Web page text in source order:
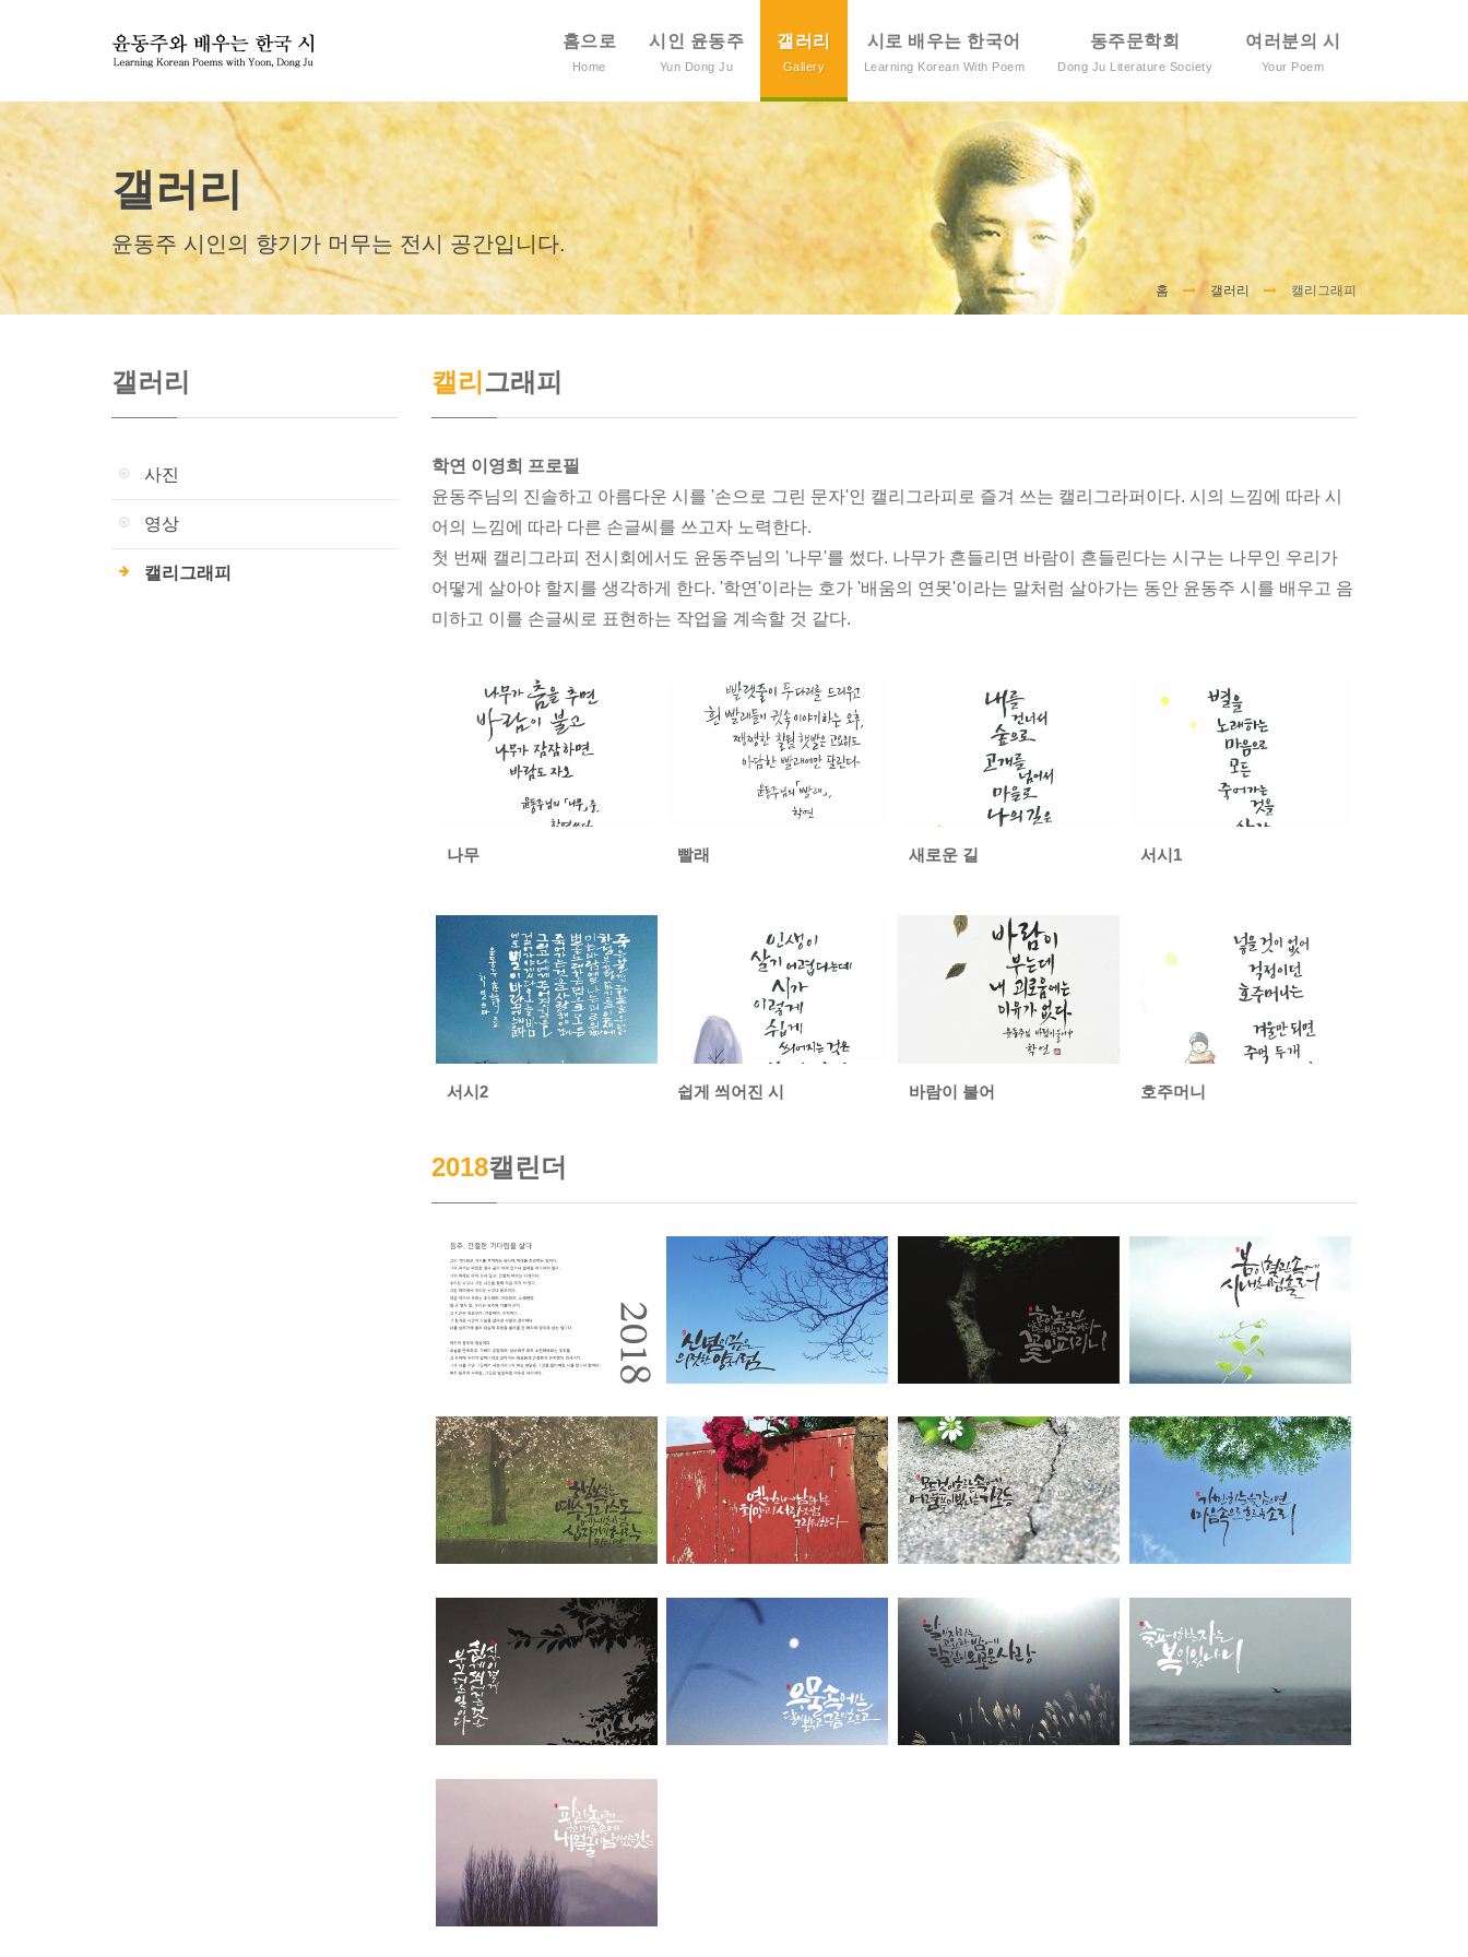
홈으로
Home
시인 윤동주
Yun Dong Ju
갤러리
Gallery
시로 배우는 한국어
Learning Korean With Poem
동주문학회
Dong Ju Literature Society
여러분의 시
Your Poem
갤러리
윤동주 시인의 향기가 머무는 전시 공간입니다.
홈 갤러리 캘리그래피
갤러리
사진
영상
캘리그래피
캘리 그래피
학연 이영희 프로필
윤동주님의 진솔하고 아름다운 시를 '손으로 그린 문자'인 캘리그라피로 즐겨 쓰는 캘리그라퍼이다. 시의 느낌에 따라 시
어의 느낌에 따라 다른 손글씨를 쓰고자 노력한다.
첫 번째 캘리그라피 전시회에서도 윤동주님의 '나무'를 썼다. 나무가 흔들리면 바람이 흔들린다는 시구는 나무인 우리가
어떻게 살아야 할지를 생각하게 한다. '학연'이라는 호가 '배움의 연못'이라는 말처럼 살아가는 동안 윤동주 시를 배우고 음
미하고 이를 손글씨로 표현하는 작업을 계속할 것 같다.
나무 빨래 새로운 길 서시1
서시2 쉽게 씌어진 시 바람이 불어 호주머니
2018캘린더